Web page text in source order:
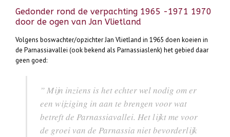
Gedonder rond de verpachting 1965 -1971 1970
door de ogen van Jan Vlietland
Volgens boswachter/opzichter Jan Vlietland in 1965 doen koeien in
de Parnassiavallei (ook bekend als Parnassiaslenk) het gebied daar
geen goed:
” Mijn inziens is het echter wel nodig om er
een wijziging in aan te brengen voor wat
betreft de Parnassiavallei. Het lijkt me voor
de groei van de Parnassia niet bevorderlijk